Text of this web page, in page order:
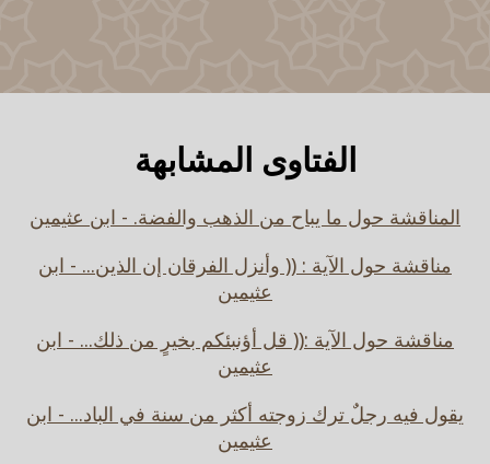
الفتاوى المشابهة
المناقشة حول ما يباح من الذهب والفضة. - ابن عثيمين
مناقشة حول الآية : (( وأنزل الفرقان إن الذين... - ابن
عثيمين
مناقشة حول الآية :(( قل أؤنبئكم بخيرٍ من ذلك... - ابن
عثيمين
يقول فيه رجلٌ ترك زوجته أكثر من سنة في الباد... - ابن
عثيمين